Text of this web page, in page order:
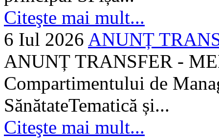
Citeşte mai mult...
6 Iul 2026 ANUNȚ
ANUNȚ TRANSFER -
Compartimentului de
SănătateTematică și...
Citeşte mai mult...